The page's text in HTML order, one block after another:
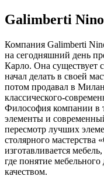
Galimberti Nino
Компания Galimberti
на сегодняшний день
Карло. Она существует
начал делать в своей
потом продавал в
классического-
Философия компании в
элементы и
пересмотр лучших
столярного мастерства
изготавливается
где понятие мебельного
качеством.